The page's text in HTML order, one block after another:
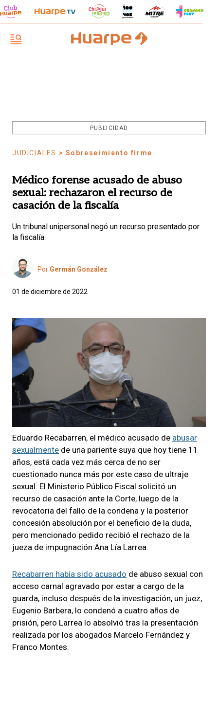
PUBLICIDAD
JUDICIALES > Sobreseimiento firme
Médico forense acusado de abuso
sexual: rechazaron el recurso de
casación de la fiscalía
Un tribunal unipersonal negó un recurso presentado por
la fiscalía.
Por Germán González
01 de diciembre de 2022
Eduardo Recabarren, el médico acusado de abusar
sexualmente de una pariente suya que hoy tiene 11
años, está cada vez más cerca de no ser
cuestionado nunca más por este caso de ultraje
sexual. El Ministerio Público Fiscal solicitó un
recurso de casación ante la Corte, luego de la
revocatoria del fallo de la condena y la posterior
concesión absolución por el beneficio de la duda,
pero mencionado pedido recibió el rechazo de la
jueza de impugnación Ana Lía Larrea.
Recabarren había sido acusado de abuso sexual con
acceso carnal agravado por estar a cargo de la
guarda, incluso después de la investigación, un juez,
Eugenio Barbera, lo condenó a cuatro años de
prisión, pero Larrea lo absolvió tras la presentación
realizada por los abogados Marcelo Fernández y
Franco Montes.